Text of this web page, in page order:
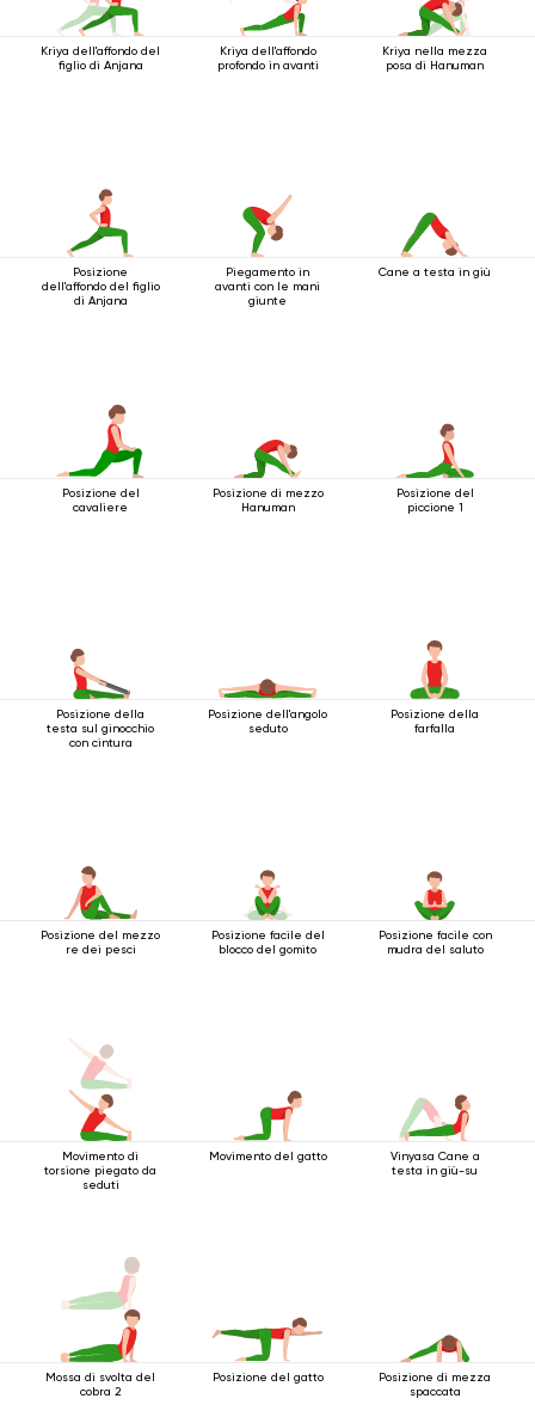
Kriya dell'affondo del
figlio di Anjana
Kriya dell'affondo
profondo in avanti
Kriya nella mezza
posa di Hanuman
Posizione
dell'affondo del figlio
di Anjana
Piegamento in
avanti con le mani
giunte
Cane a testa in giù
Posizione del
cavaliere
Posizione di mezzo
Hanuman
Posizione del
piccione 1
Posizione della
testa sul ginocchio
con cintura
Posizione dell'angolo
seduto
Posizione della
farfalla
Posizione del mezzo
re dei pesci
Posizione facile del
blocco del gomito
Posizione facile con
mudra del saluto
Movimento di
torsione piegato da
seduti
Movimento del gatto
Vinyasa Cane a
testa in giù-su
Mossa di svolta del
cobra 2
Posizione del gatto
Posizione di mezza
spaccata